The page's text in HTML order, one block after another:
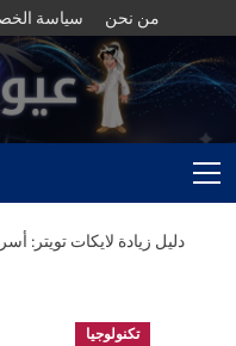
سياسة من نحن
Menu
دليل زيادة لايكات تويتر:
تكنولوجيا